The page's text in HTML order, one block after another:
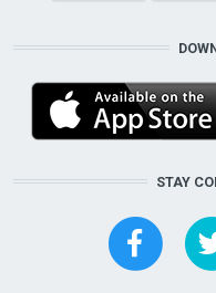
STAY